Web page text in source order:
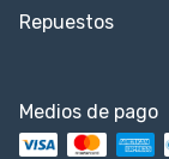
Repuestos
Medios de pago